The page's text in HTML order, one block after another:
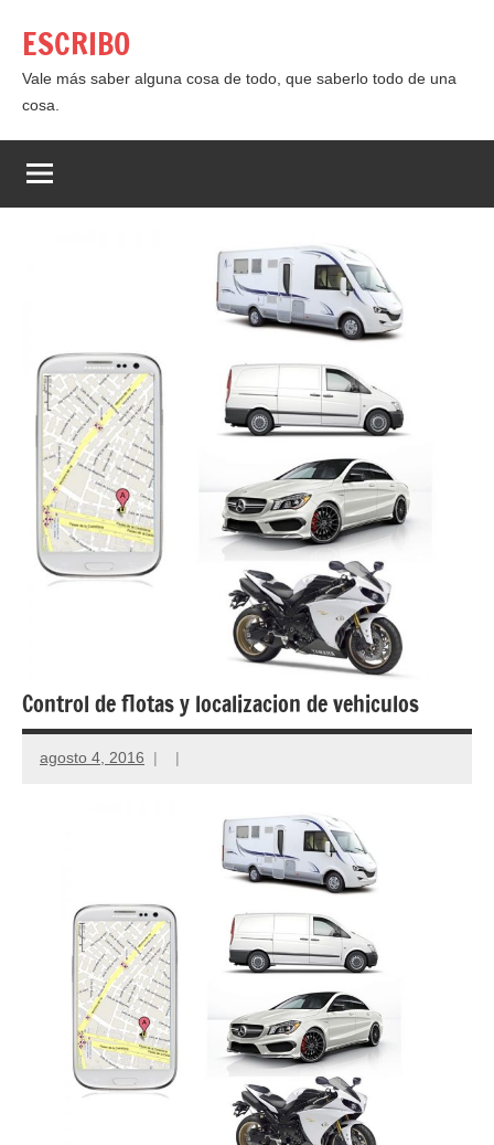
contenido
ESCRIBO
Vale más saber alguna cosa de todo, que saberlo todo de una
cosa.
Control de flotas y localizacion de vehiculos
agosto 4, 2016